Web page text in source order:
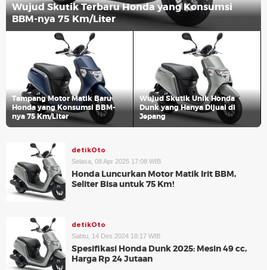
Wujud Skutik Terbaru Honda yang Konsumsi
BBM-nya 75 Km/Liter
Tampang Motor Matik Baru
Honda yang Konsumsi BBM-
nya 75 Km/Liter
Wujud Skutik Unik Honda
Dunk yang Hanya Dijual di
Jepang
detikOto
Selasa, 08 Apr 2025 17:08 WIB
Honda Luncurkan Motor Matik Irit BBM,
Seliter Bisa untuk 75 Km!
detikOto
Sabtu, 14 Des 2024 18:17 WIB
Spesifikasi Honda Dunk 2025: Mesin 49 cc,
Harga Rp 24 Jutaan